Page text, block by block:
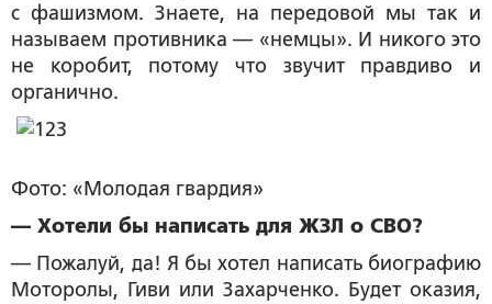
с фашизмом. Знаете, на передовой мы так и
называем противника — «немцы». И никого это
не коробит, потому что звучит правдиво и
органично.
Фото: «Молодая гвардия»
— Хотели бы написать для ЖЗЛ о СВО?
— Пожалуй, да! Я бы хотел написать биографию
Моторолы, Гиви или Захарченко. Будет оказия,